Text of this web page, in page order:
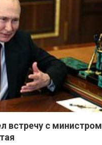
встречу с министром